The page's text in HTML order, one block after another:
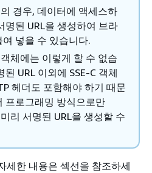
경우, 데이터에 액세스하
명된 URL을 생성하여 브라
넣을 수 있습니다.
체에는 이렇게 할 수 없습
된 URL 이외에 SSE-C 객체
헤더도 포함해야 하기 때문
프로그래밍 방식으로만
리 서명된 URL을 생성할 수
세한 내용은 섹선을 참조하세